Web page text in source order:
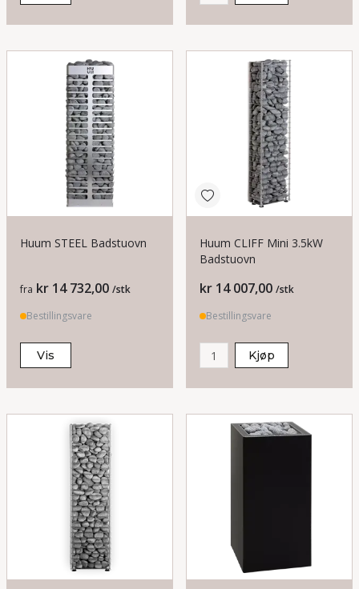
Huum STEEL Badstuovn
Pris
fra kr 14 732,00 /stk
Bestillingsvare
Vis
Huum CLIFF Mini 3.5kW
Badstuovn
Pris
kr 14 007,00 /stk
Bestillingsvare
Kjøp